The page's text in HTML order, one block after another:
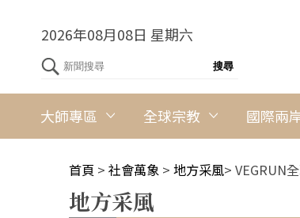
2026年08月08日 星期六
大師專區 全球宗教 國際兩
首頁 > 社會萬象 > 地方采風> VEGRUN
地方采風